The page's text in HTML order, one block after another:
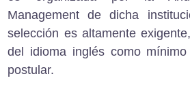
Management de dicha
selección es altamente
del idioma inglés como
postular.